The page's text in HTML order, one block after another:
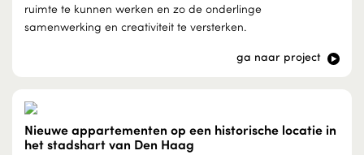
ruimte te kunnen werken en zo de onderlinge
samenwerking en creativiteit te versterken.
ga naar project
Nieuwe appartementen op een historische locatie in
het stadshart van Den Haag